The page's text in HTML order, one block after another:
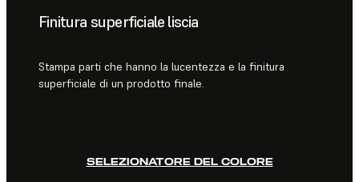
Finitura superficiale liscia
Stampa parti che hanno la lucentezza e la finitura
superficiale di un prodotto finale.
SELEZIONATORE DEL COLORE